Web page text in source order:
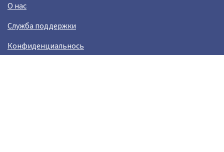
О нас
Служба поддержки
Конфиденциальнось